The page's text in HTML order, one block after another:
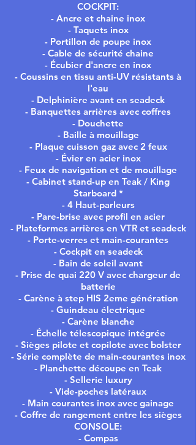
COCKPIT:
- Ancre et chaine inox
- Taquets inox
- Portillon de poupe inox
- Cable de sécurité chaine
- Écubier d'ancre en inox
- Coussins en tissu anti-UV résistants à
l'eau
- Delphinière avant en seadeck
- Banquettes arrières avec coffres
- Douchette
- Baille à mouillage
- Plaque cuisson gaz avec 2 feux
- Évier en acier inox
- Feux de navigation et de mouillage
- Cabinet stand-up en Teak / King
Starboard *
- 4 Haut-parleurs
- Pare-brise avec profil en acier
- Plateformes arrières en VTR et seadeck
- Porte-verres et main-courantes
- Cockpit en seadeck
- Bain de soleil avant
- Prise de quai 220 V avec chargeur de
batterie
- Carène à step HIS 2eme génération
- Guindeau électrique
- Carène blanche
- Échelle télescopique intégrée
- Sièges pilote et copilote avec bolster
- Série complète de main-courantes inox
- Planchette découpe en Teak
- Sellerie luxury
- Vide-poches latéraux
- Main courantes inox avec gainage
- Coffre de rangement entre les sièges
CONSOLE:
- Compas